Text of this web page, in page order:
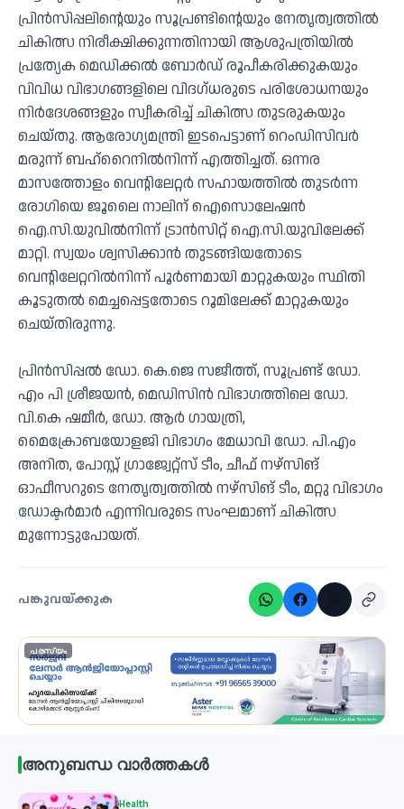
പ്രിന്‍സിപ്പലിന്റെയും സൂപ്രണ്ടിന്റെയും നേതൃത്വത്തില്‍
ചികിത്സ നിരീക്ഷിക്കുന്നതിനായി ആശുപത്രിയില്‍
പ്രത്യേക മെഡിക്കല്‍ ബോര്‍ഡ് രൂപീകരിക്കുകയും
വിവിധ വിഭാഗങ്ങളിലെ വിദഗ്ധരുടെ പരിശോധനയും
നിര്‍ദേശങ്ങളും സ്വീകരിച്ച് ചികിത്സ തുടരുകയും
ചെയ്തു. ആരോഗ്യമന്ത്രി ഇടപെട്ടാണ് റെംഡിസിവര്‍
മരുന്ന് ബഹ്‌റൈനില്‍നിന്ന് എത്തിച്ചത്. ഒന്നര
മാസത്തോളം വെന്റിലേറ്റര്‍ സഹായത്തില്‍ തുടര്‍ന്ന
രോഗിയെ ജൂലൈ നാലിന് ഐസൊലേഷന്‍
ഐ.സി.യുവില്‍നിന്ന് ട്രാന്‍സിറ്റ് ഐ.സി.യുവിലേക്ക്
മാറ്റി. സ്വയം ശ്വസിക്കാന്‍ തുടങ്ങിയതോടെ
വെന്റിലേറ്ററില്‍നിന്ന് പൂര്‍ണമായി മാറ്റുകയും സ്ഥിതി
കൂടുതല്‍ മെച്ചപ്പെട്ടതോടെ റൂമിലേക്ക് മാറ്റുകയും
ചെയ്തിരുന്നു.
പ്രിന്‍സിപ്പല്‍ ഡോ. കെ.ജെ സജീത്ത്, സൂപ്രണ്ട് ഡോ.
എം പി ശ്രീജയന്‍, മെഡിസിന്‍ വിഭാഗത്തിലെ ഡോ.
വി.കെ ഷമീര്‍, ഡോ. ആര്‍ ഗായത്രി,
മൈക്രോബയോളജി വിഭാഗം മേധാവി ഡോ. പി.എം
അനിത, പോസ്റ്റ് ഗ്രാജ്വേറ്റ്‌സ് ടീം, ചീഫ് നഴ്‌സിങ്
ഓഫീസറുടെ നേതൃത്വത്തില്‍ നഴ്‌സിങ് ടീം, മറ്റു വിഭാഗം
ഡോക്ടര്‍മാര്‍ എന്നിവരുടെ സംഘമാണ് ചികിത്സ
മുന്നോട്ടുപോയത്.
പങ്കുവയ്ക്കുക
പരസ്യം
അനുബന്ധ വാർത്തകൾ
Health